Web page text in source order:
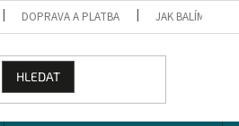
DOPRAVA A PLATBA JAK BALÍME NAŠE
HLEDAT